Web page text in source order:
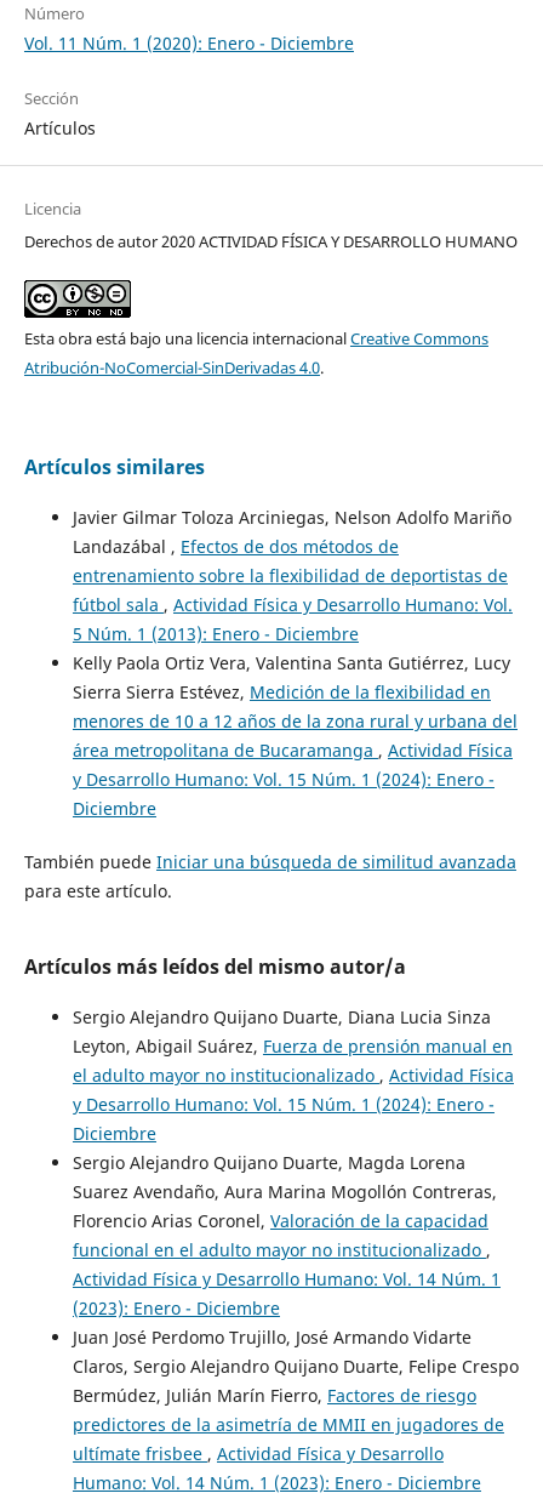
Número
Vol. 11 Núm. 1 (2020): Enero - Diciembre
Sección
Artículos
Licencia
Derechos de autor 2020 ACTIVIDAD FÍSICA Y DESARROLLO HUMANO
Esta obra está bajo una licencia internacionalCreative Commons
Atribución-NoComercial-SinDerivadas 4.0.
Artículos similares
Javier Gilmar Toloza Arciniegas, Nelson Adolfo Mariño
Landazábal , Efectos de dos métodos de
entrenamiento sobre la flexibilidad de deportistas de
fútbol sala , Actividad Física y Desarrollo Humano: Vol.
5 Núm. 1 (2013): Enero - Diciembre
Kelly Paola Ortiz Vera, Valentina Santa Gutiérrez, Lucy
Sierra Sierra Estévez, Medición de la flexibilidad en
menores de 10 a 12 años de la zona rural y urbana del
área metropolitana de Bucaramanga , Actividad Física
y Desarrollo Humano: Vol. 15 Núm. 1 (2024): Enero -
Diciembre
También puede Iniciar una búsqueda de similitud avanzada
para este artículo.
Artículos más leídos del mismo autor/a
Sergio Alejandro Quijano Duarte, Diana Lucia Sinza
Leyton, Abigail Suárez, Fuerza de prensión manual en
el adulto mayor no institucionalizado , Actividad Física
y Desarrollo Humano: Vol. 15 Núm. 1 (2024): Enero -
Diciembre
Sergio Alejandro Quijano Duarte, Magda Lorena
Suarez Avendaño, Aura Marina Mogollón Contreras,
Florencio Arias Coronel, Valoración de la capacidad
funcional en el adulto mayor no institucionalizado ,
Actividad Física y Desarrollo Humano: Vol. 14 Núm. 1
(2023): Enero - Diciembre
Juan José Perdomo Trujillo, José Armando Vidarte
Claros, Sergio Alejandro Quijano Duarte, Felipe Crespo
Bermúdez, Julián Marín Fierro, Factores de riesgo
predictores de la asimetría de MMII en jugadores de
ultímate frisbee , Actividad Física y Desarrollo
Humano: Vol. 14 Núm. 1 (2023): Enero - Diciembre